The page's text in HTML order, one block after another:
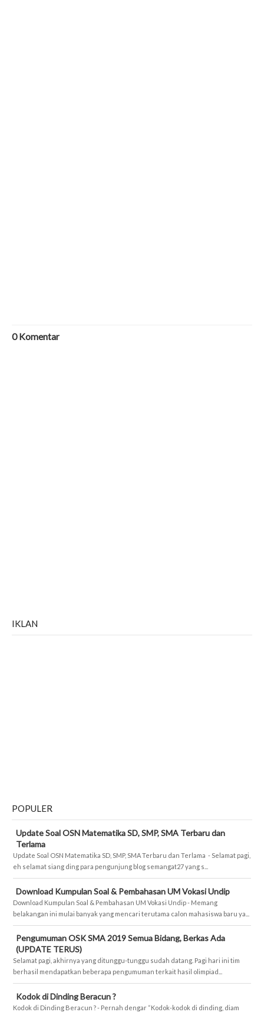
0Komentar
IKLAN
POPULER
Update Soal OSN Matematika SD, SMP, SMA Terbaru dan
Terlama
Update Soal OSN Matematika SD, SMP, SMA Terbaru dan Terlama - Selamat pagi,
eh selamat siang ding para pengunjung blog semangat27 yang s...
Download Kumpulan Soal & Pembahasan UM Vokasi Undip
Download Kumpulan Soal & Pembahasan UM Vokasi Undip - Memang
belakangan ini mulai banyak yang mencari terutama calon mahasiswa baru ya...
Pengumuman OSK SMA 2019 Semua Bidang, Berkas Ada
(UPDATE TERUS)
Selamat pagi, akhirnya yang ditunggu-tunggu sudah datang. Pagi hari ini tim
berhasil mendapatkan beberapa pengumuman terkait hasil olimpiad...
Kodok di Dinding Beracun ?
Kodok di Dinding Beracun ? - Pernah dengar “Kodok-kodok di dinding, diam